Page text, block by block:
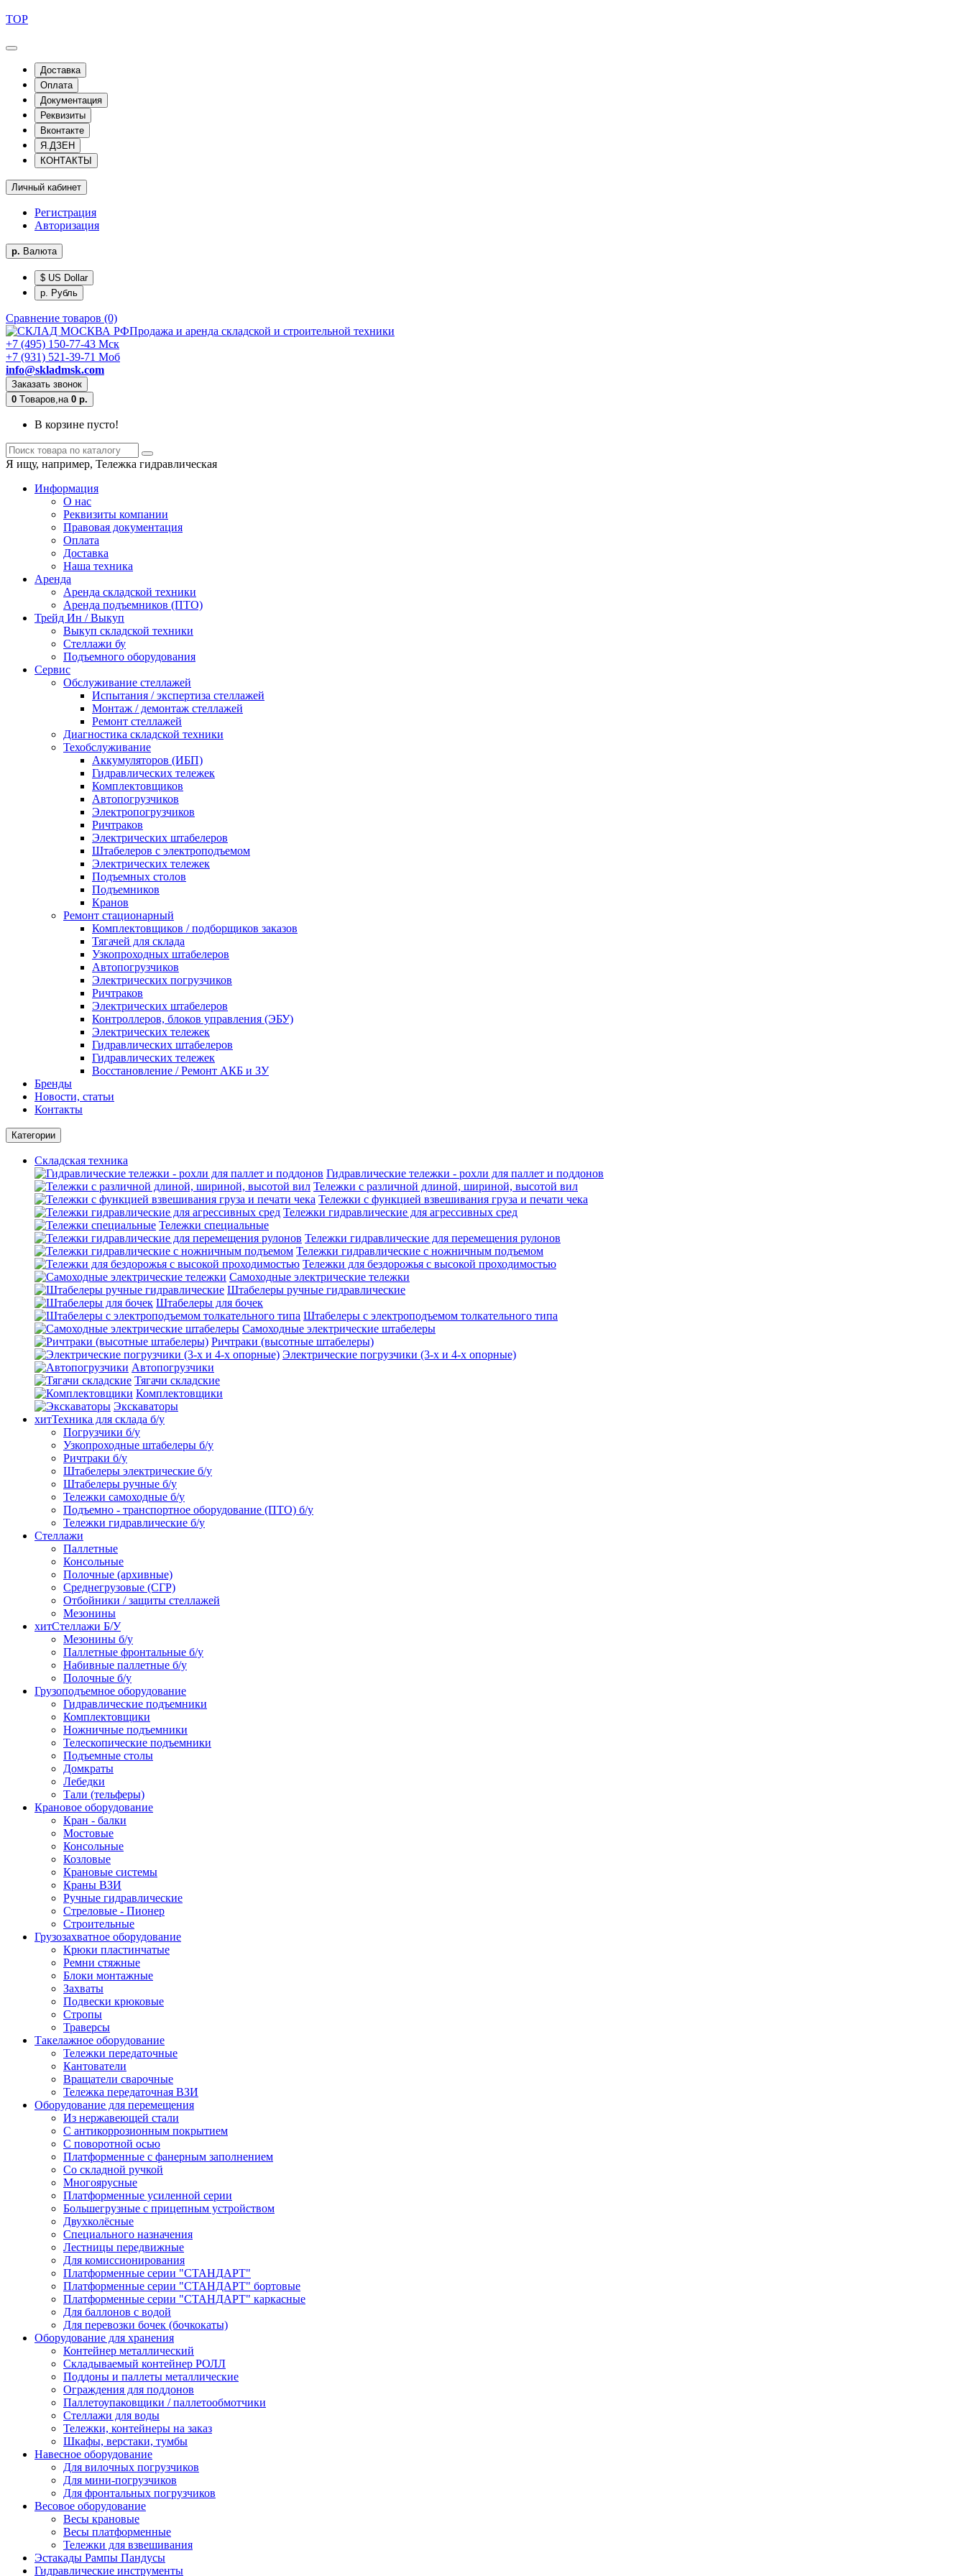
TOP
Доставка
Оплата
Документация
Реквизиты
Вконтакте
Я.ДЗЕН
КОНТАКТЫ
Личный кабинет
Регистрация
Авторизация
р. Валюта
$ US Dollar
р. Рубль
Сравнение товаров (0)
Продажа и аренда складской и строительной техники
+7 (495) 150-77-43 Мск
+7 (931) 521-39-71 Моб
info@skladmsk.com
Заказать звонок
0 Tоваров,на 0 р.
В корзине пусто!
Я ищу, например, Тележка гидравлическая
Информация
О нас
Реквизиты компании
Правовая документация
Оплата
Доставка
Наша техника
Аренда
Аренда складской техники
Аренда подъемников (ПТО)
Трейд Ин / Выкуп
Выкуп складской техники
Стеллажи бу
Подъемного оборудования
Сервис
Обслуживание стеллажей
Испытания / экспертиза стеллажей
Монтаж / демонтаж стеллажей
Ремонт стеллажей
Диагностика складской техники
Техобслуживание
Аккумуляторов (ИБП)
Гидравлических тележек
Комплектовщиков
Автопогрузчиков
Электропогрузчиков
Ричтраков
Электрических штабелеров
Штабелеров с электроподъемом
Электрических тележек
Подъемных столов
Подъемников
Кранов
Ремонт стационарный
Комплектовщиков / подборщиков заказов
Тягачей для склада
Узкопроходных штабелеров
Автопогрузчиков
Электрических погрузчиков
Ричтраков
Электрических штабелеров
Контроллеров, блоков управления (ЭБУ)
Электрических тележек
Гидравлических штабелеров
Гидравлических тележек
Восстановление / Ремонт АКБ и ЗУ
Бренды
Новости, статьи
Контакты
Категории
Складская техника
Гидравлические тележки - рохли для паллет и поддонов
Тележки с различной длиной, шириной, высотой вил
Тележки с функцией взвешивания груза и печати чека
Тележки гидравлические для агрессивных сред
Тележки специальные
Тележки гидравлические для перемещения рулонов
Тележки гидравлические с ножничным подъемом
Тележки для бездорожья с высокой проходимостью
Самоходные электрические тележки
Штабелеры ручные гидравлические
Штабелеры для бочек
Штабелеры с электроподъемом толкательного типа
Самоходные электрические штабелеры
Ричтраки (высотные штабелеры)
Электрические погрузчики (3-х и 4-х опорные)
Автопогрузчики
Тягачи складские
Комплектовщики
Экскаваторы
хитТехника для склада б/у
Погрузчики б/у
Узкопроходные штабелеры б/у
Ричтраки б/у
Штабелеры электрические б/у
Штабелеры ручные б/у
Тележки самоходные б/у
Подъемно - транспортное оборудование (ПТО) б/у
Тележки гидравлические б/у
Стеллажи
Паллетные
Консольные
Полочные (архивные)
Среднегрузовые (СГР)
Отбойники / защиты стеллажей
Мезонины
хитСтеллажи Б/У
Мезонины б/у
Паллетные фронтальные б/у
Набивные паллетные б/у
Полочные б/у
Грузоподъемное оборудование
Гидравлические подъемники
Комплектовщики
Ножничные подъемники
Телескопические подъемники
Подъемные столы
Домкраты
Лебедки
Тали (тельферы)
Крановое оборудование
Кран - балки
Мостовые
Консольные
Козловые
Крановые системы
Краны ВЗИ
Ручные гидравлические
Стреловые - Пионер
Строительные
Грузозахватное оборудование
Крюки пластинчатые
Ремни стяжные
Блоки монтажные
Захваты
Подвески крюковые
Стропы
Траверсы
Такелажное оборудование
Тележки передаточные
Кантователи
Вращатели сварочные
Тележка передаточная ВЗИ
Оборудование для перемещения
Из нержавеющей стали
С антикоррозионным покрытием
С поворотной осью
Платформенные с фанерным заполнением
Со складной ручкой
Многоярусные
Платформенные усиленной серии
Большегрузные с прицепным устройством
Двухколёсные
Специального назначения
Лестницы передвижные
Для комиссионирования
Платформенные серии "СТАНДАРТ"
Платформенные серии "СТАНДАРТ" бортовые
Платформенные серии "СТАНДАРТ" каркасные
Для баллонов с водой
Для перевозки бочек (бочкокаты)
Оборудование для хранения
Контейнер металлический
Складываемый контейнер РОЛЛ
Поддоны и паллеты металлические
Ограждения для поддонов
Паллетоупаковщики / паллетообмотчики
Стеллажи для воды
Тележки, контейнеры на заказ
Шкафы, верстаки, тумбы
Навесное оборудование
Для вилочных погрузчиков
Для мини-погрузчиков
Для фронтальных погрузчиков
Весовое оборудование
Весы крановые
Весы платформенные
Тележки для взвешивания
Эстакады Рампы Пандусы
Гидравлические инструменты